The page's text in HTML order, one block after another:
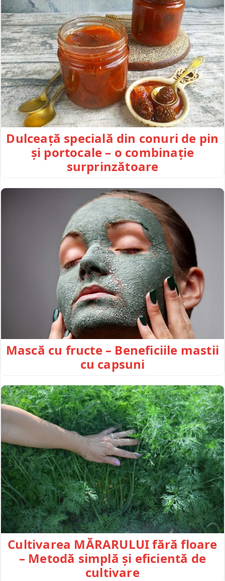
Dulceață specială din conuri de pin
și portocale – o combinație
surprinzătoare
Mască cu fructe – Beneficiile mastii
cu capsuni
Cultivarea MĂRARULUI fără floare
– Metodă simplă și eficientă de
cultivare